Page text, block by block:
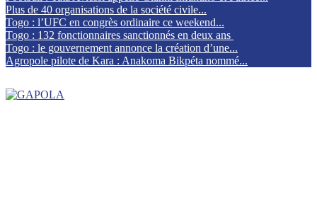
Plus de 40 organisations de la société civile...
Togo : l’UFC en congrès ordinaire ce weekend...
Togo : 132 fonctionnaires sanctionnés en deux ans
Togo : le gouvernement annonce la création d’une...
Agropole pilote de Kara : Anakoma Bikpéta nommé...